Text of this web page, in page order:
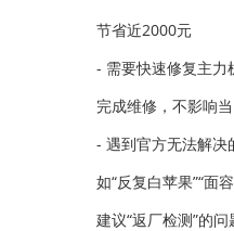
节省近2000元
- 需要快速修复主力
完成维修，不影响
- 遇到官方无法解决
如“反复白苹果”“面
建议“返厂检测”的问